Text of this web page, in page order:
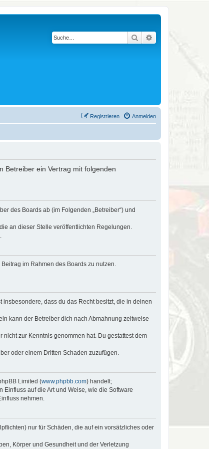
Suche Erweiterte Suche
Anmelden
Registrieren
Betreiber ein Vertrag mit folgenden
des Boards ab (im Folgenden „Betreiber“) und
an dieser Stelle veröffentlichten Regelungen.
im Rahmen des Boards zu nutzen.
dass du das Recht besitzt, die in deinen
kann der Betreiber dich nach Abmahnung zeitweise
zur Kenntnis genommen hat. Du gestattest dem
oder einem Dritten Schaden zuzufügen.
Limited (www.phpbb.com) handelt;
auf die Art und Weise, wie die Software
nehmen.
nur für Schäden, die auf ein vorsätzliches oder
Körper und Gesundheit und der Verletzung